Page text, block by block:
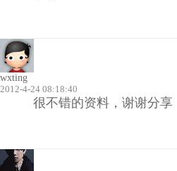
wxting
2012-4-24 08:18:40
很不错的资料，谢谢分享